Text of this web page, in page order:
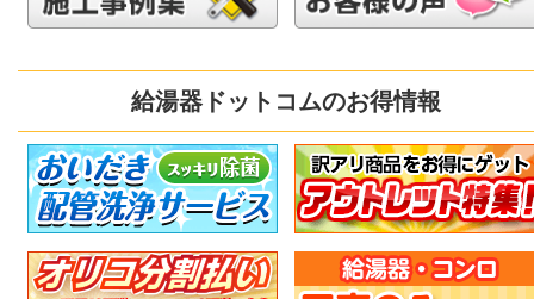
給湯器ドットコムのお得情報